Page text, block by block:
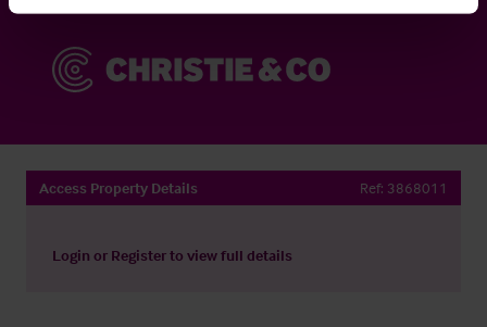
Access Property Details Ref: 3868011
Login or Registerto view full details